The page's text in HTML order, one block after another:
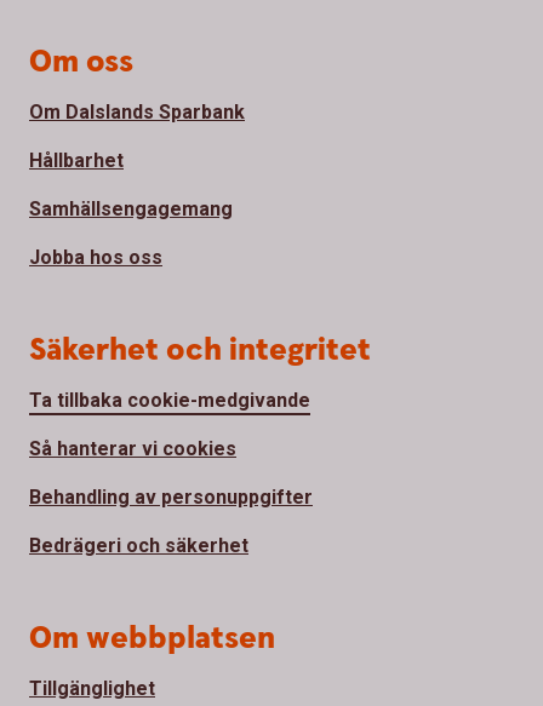
Om oss
Om Dalslands Sparbank
Hållbarhet
Samhällsengagemang
Jobba hos oss
Säkerhet och integritet
Ta tillbaka cookie-medgivande
Så hanterar vi cookies
Behandling av personuppgifter
Bedrägeri och säkerhet
Om webbplatsen
Tillgänglighet